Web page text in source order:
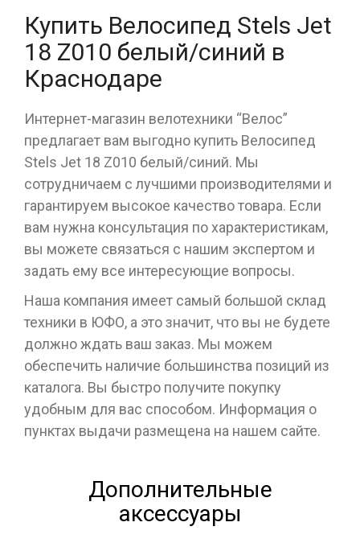
Купить Велосипед Stels Jet
18 Z010 белый/синий в
Краснодаре
Интернет-магазин велотехники “Велос”
предлагает вам выгодно купить Велосипед
Stels Jet 18 Z010 белый/синий. Мы
сотрудничаем с лучшими производителями и
гарантируем высокое качество товара. Если
вам нужна консультация по характеристикам,
вы можете связаться с нашим экспертом и
задать ему все интересующие вопросы.
Наша компания имеет самый большой склад
техники в ЮФО, а это значит, что вы не будете
должно ждать ваш заказ. Мы можем
обеспечить наличие большинства позиций из
каталога. Вы быстро получите покупку
удобным для вас способом. Информация о
пунктах выдачи размещена на нашем сайте.
Дополнительные
аксессуары